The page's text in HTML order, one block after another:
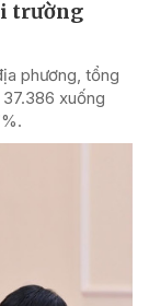
trường
phương, tổng
xuống